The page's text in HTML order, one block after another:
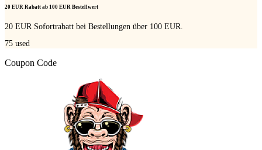
20 EUR Rabatt ab 100 EUR Bestellwert
20 EUR Sofortrabatt bei Bestellungen über 100 EUR.
75 used
Coupon Code